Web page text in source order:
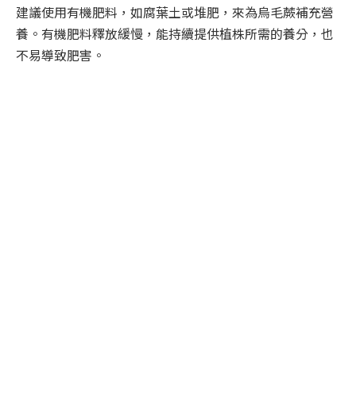
建議使用有機肥料，如腐葉土或堆肥，來為烏毛蕨補充營
養。有機肥料釋放緩慢，能持續提供植株所需的養分，也
不易導致肥害。